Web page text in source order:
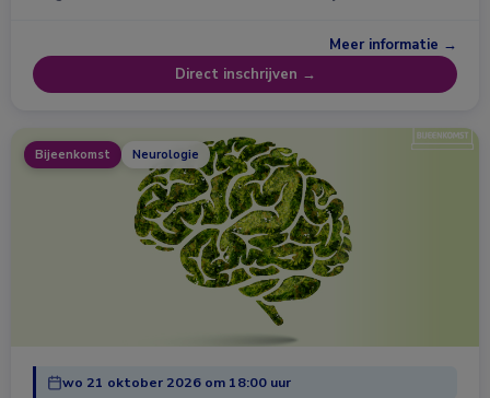
Meer informatie →
Direct inschrijven →
Bijeenkomst Neurologie
wo 21 oktober 2026 om 18:00 uur